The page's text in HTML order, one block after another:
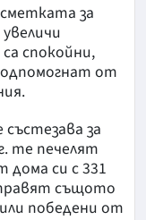
за
спокойни,
от
за
те печелят
си с 331
същото
победени от